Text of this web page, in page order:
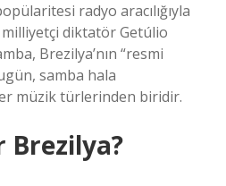
radyo aracılığıyla
milliyetçi diktatör Getúlio
Brezilya’nın “resmi
samba hala
müzik türlerinden biridir.
Brezilya?